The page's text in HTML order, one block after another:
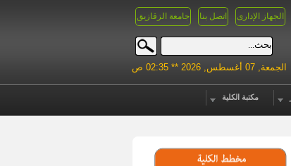
جامعة الزقازيق اتصل بنا الجهاز الإدارى
الجمعة, 07 أغسطس, 2026 ** 02:35 ص
مكتبة الكلية